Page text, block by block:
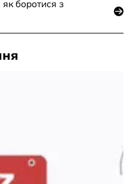
боротися з